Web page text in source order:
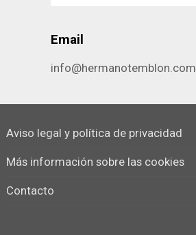
Email
info@hermanotemblon.com
Aviso legal y política de privacidad
Más información sobre las cookies
Contacto